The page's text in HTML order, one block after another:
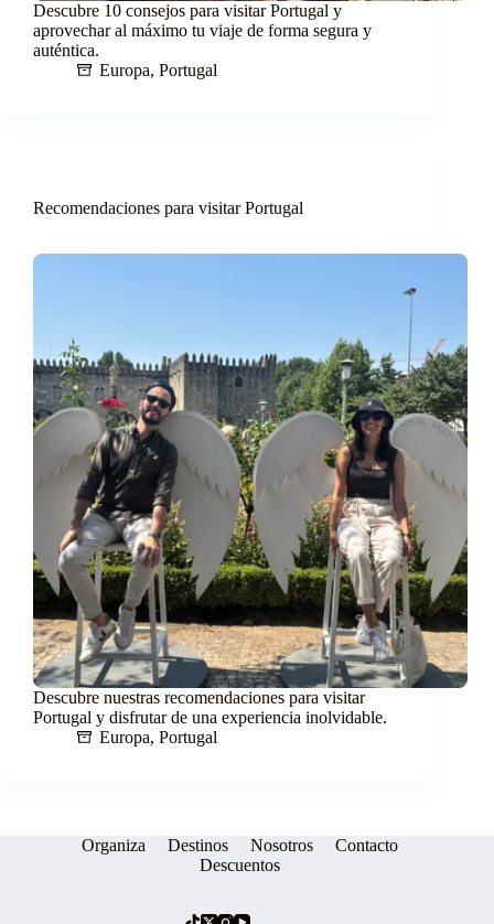
Descubre 10 consejos para visitar Portugal y
aprovechar al máximo tu viaje de forma segura y
auténtica.
Europa, Portugal
Recomendaciones para visitar Portugal
Descubre nuestras recomendaciones para visitar
Portugal y disfrutar de una experiencia inolvidable.
Europa, Portugal
Organiza Destinos Nosotros
Contacto
Descuentos